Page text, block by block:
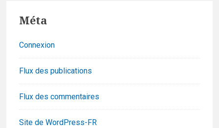
Méta
Connexion
Flux des publications
Flux des commentaires
Site de WordPress-FR